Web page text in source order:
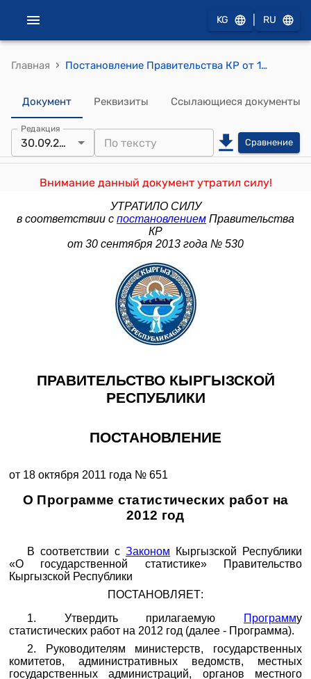
KG RU
Главная › Постановление Правительства КР от 18 октября 2011 года №651 "О Программе статистических работ на 2012 год"
Документ Реквизиты Ссылающиеся документы
Редакция
30.09.2013 Сравнение
Внимание данный документ утратил силу!